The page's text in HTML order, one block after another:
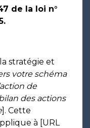
de la loi n°
stratégie et
votre schéma
de
des actions
]. Cette
à [URL